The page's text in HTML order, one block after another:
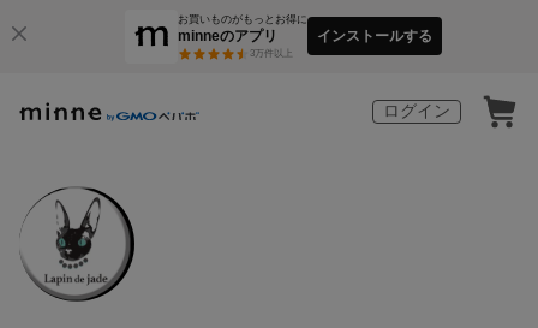
お買いものがもっとお得に
minneのアプリ
3万件以上
インストールする
ログイン